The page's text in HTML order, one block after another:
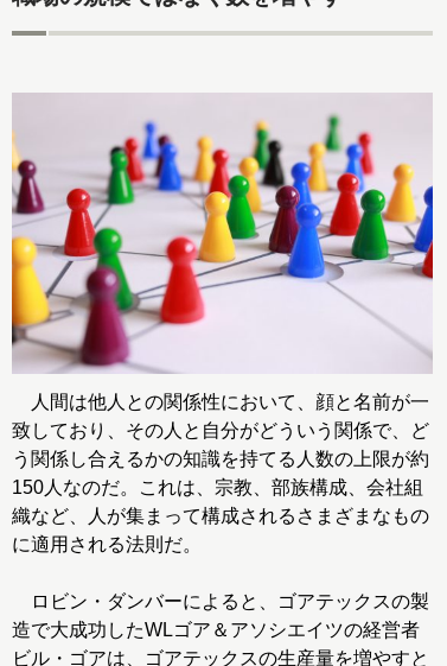
人間は他人との関係性において、顔と名前が一
致しており、その人と自分がどういう関係で、ど
う関係し合えるかの知識を持てる人数の上限が約
150人なのだ。これは、宗教、部族構成、会社組
織など、人が集まって構成されるさまざまなもの
に適用される法則だ。
ロビン・ダンバーによると、ゴアテックスの製
造で大成功したWLゴア＆アソシエイツの経営者
ビル・ゴアは、ゴアテックスの生産量を増やすと